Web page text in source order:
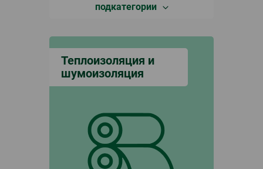
подкатегории
Теплоизоляция и
шумоизоляция